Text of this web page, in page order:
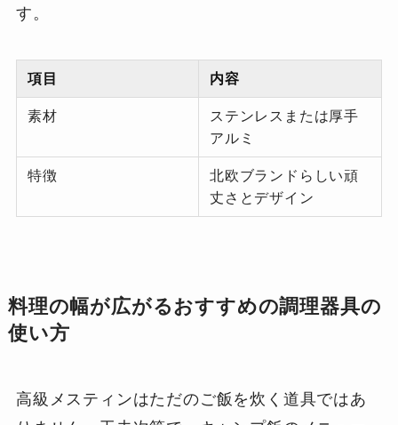
す。
項目 内容
素材
ステンレスまたは厚手
アルミ
特徴
北欧ブランドらしい頑
丈さとデザイン
料理の幅が広がるおすすめの調理器具の
使い方
高級メスティンはただのご飯を炊く道具ではあ